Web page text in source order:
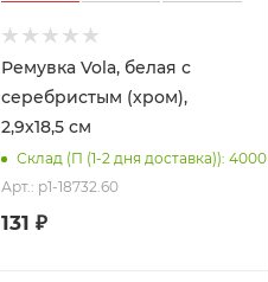
Ремувка Vola, белая с
серебристым (хром),
2,9х18,5 см
Склад (П (1-2 дня доставка)): 4000
Арт.: p1-18732.60
131 ₽